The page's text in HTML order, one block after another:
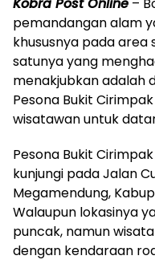
pemandangan alam
khususnya pada area
satunya yang
menakjubkan adalah
Pesona Bukit
wisatawan untuk
Pesona Bukit
kunjungi pada Jalan
Megamendung,
Walaupun lokasinya
puncak, namun
dengan kendaraan